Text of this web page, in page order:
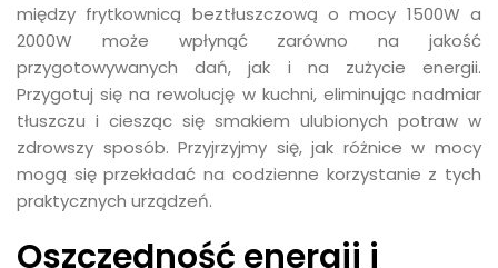
między frytkownicą beztłuszczową o mocy 1500W a
2000W może wpłynąć zarówno na jakość
przygotowywanych dań, jak i na zużycie energii.
Przygotuj się na rewolucję w kuchni, eliminując nadmiar
tłuszczu i ciesząc się smakiem ulubionych potraw w
zdrowszy sposób. Przyjrzyjmy się, jak różnice w mocy
mogą się przekładać na codzienne korzystanie z tych
praktycznych urządzeń.
Oszczędność energii i